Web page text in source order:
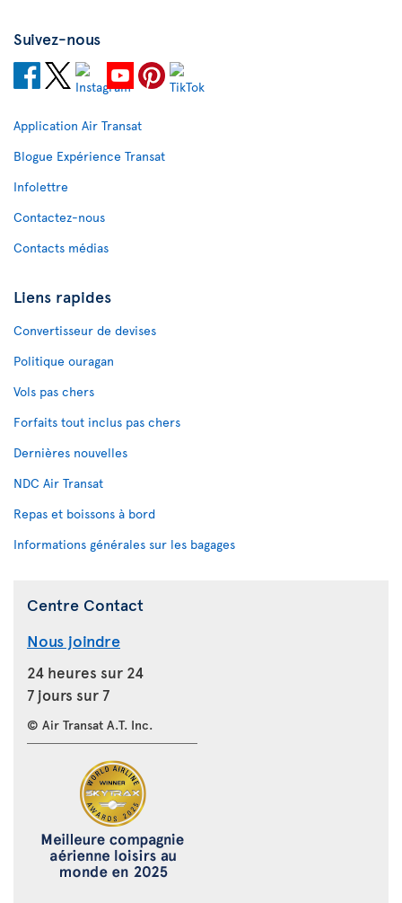
Suivez-nous
Application Air Transat
Blogue Expérience Transat
Infolettre
Contactez-nous
Contacts médias
Liens rapides
Convertisseur de devises
Politique ouragan
Vols pas chers
Forfaits tout inclus pas chers
Dernières nouvelles
NDC Air Transat
Repas et boissons à bord
Informations générales sur les bagages
Centre Contact
Nous joindre
24 heures sur 24
7 jours sur 7
© Air Transat A.T. Inc.